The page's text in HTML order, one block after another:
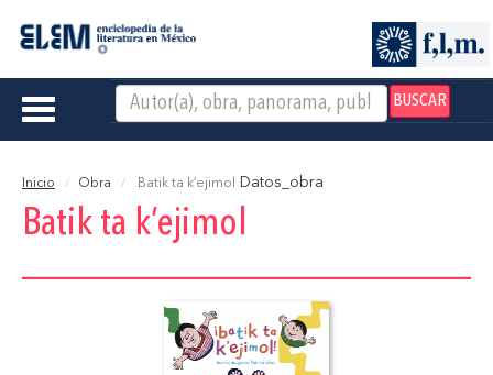
BUSCAR
Toggle
Inicio Obra Batik ta k’ejimol Datos_obra
Batik ta k’ejimol